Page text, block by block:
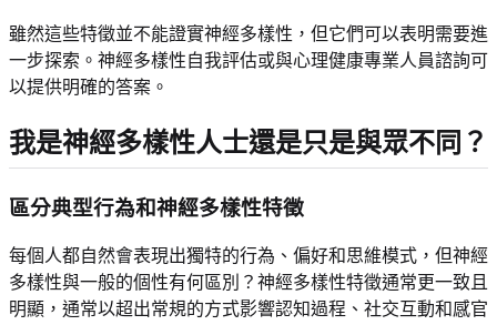
雖然這些特徵並不能證實神經多樣性，但它們可以表明需要進
一步探索。神經多樣性自我評估或與心理健康專業人員諮詢可
以提供明確的答案。
我是神經多樣性人士還是只是與眾不同？
區分典型行為和神經多樣性特徵
每個人都自然會表現出獨特的行為、偏好和思維模式，但神經
多樣性與一般的個性有何區別？神經多樣性特徵通常更一致且
明顯，通常以超出常規的方式影響認知過程、社交互動和感官